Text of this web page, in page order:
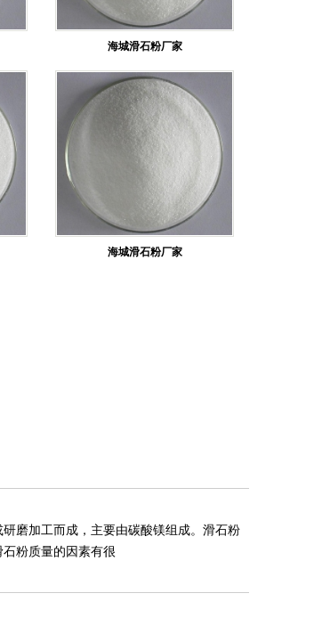
海城滑石粉厂家
海城滑石粉厂家
磨加工而成，主要由碳酸镁组成。滑石粉
粉质量的因素有很